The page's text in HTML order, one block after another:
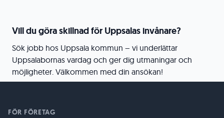
Vill du göra skillnad för Uppsalas invånare?
Sök jobb hos Uppsala kommun – vi underlättar
Uppsalabornas vardag och ger dig utmaningar och
möjligheter. Välkommen med din ansökan!
FÖR FÖRETAG